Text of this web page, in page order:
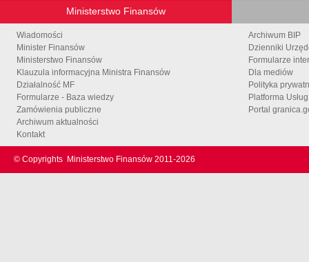
Ministerstwo Finansów
Wiadomości
Minister Finansów
Ministerstwo Finansów
Klauzula informacyjna Ministra Finansów
Działalność MF
Formularze - Baza wiedzy
Zamówienia publiczne
Archiwum aktualności
Kontakt
Archiwum BIP
Dzienniki
Formularze
Dla mediów
Polityka
Platforma
Portal
© Copyrights Ministerstwo Finansów 2011-2026